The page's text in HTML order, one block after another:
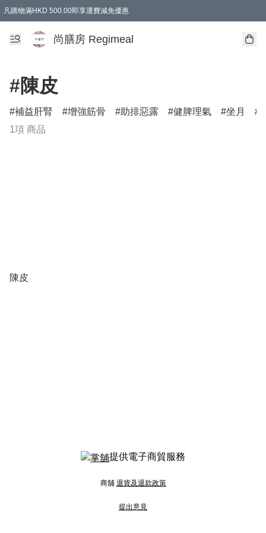
凡購物滿HKD 500.00即享運費減免優惠
尚膳房 Regimeal
#陳皮
補益肝腎 增強筋骨 助排惡露 健脾理氣 坐月
1項 商品
陳皮
提供電子商貿服務
商舖 退貨及退款政策
提出意見